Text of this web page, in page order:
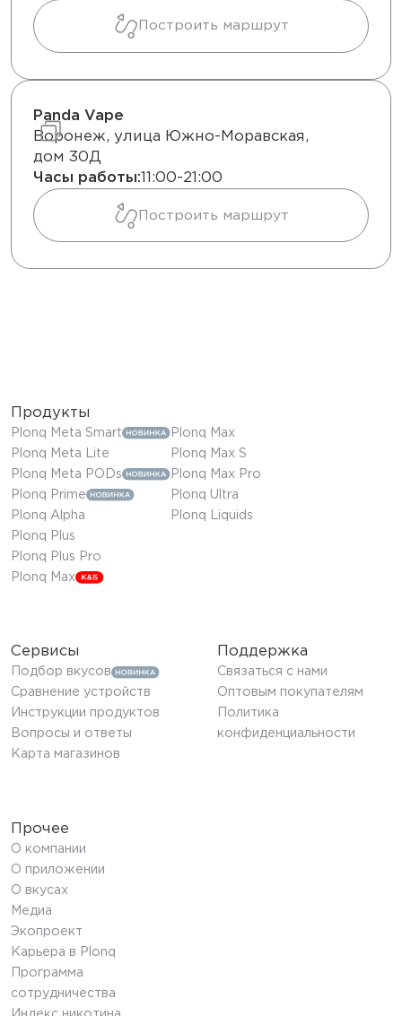
Построить маршрут
Panda Vape
Воронеж, улица Южно-Моравская,
дом 30Д
Часы работы: 11:00-21:00
Построить маршрут
Продукты
Plonq Meta Smart
Plonq Meta Lite
Plonq Meta PODs
Plonq Prime
Plonq Alpha
Plonq Plus
Plonq Plus Pro
Plonq Max
Plonq Max
Plonq Max S
Plonq Max Pro
Plonq Ultra
Plonq Liquids
Сервисы
Подбор вкусов
Сравнение устройств
Инструкции продуктов
Вопросы и ответы
Карта магазинов
Поддержка
Связаться с нами
Оптовым покупателям
Политика
конфиденциальности
Прочее
О компании
О приложении
О вкусах
Медиа
Экопроект
Карьера в Plonq
Программа
сотрудничества